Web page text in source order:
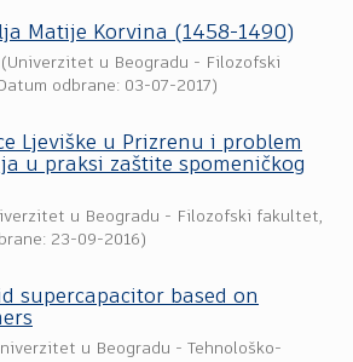
Matije Korvina (1458-1490)
(Univerzitet u Beogradu - Filozofski
odbrane: 03-07-2017)
Ljeviške u Prizrenu i problem
u praksi zaštite spomeničkog
u Beogradu - Filozofski fakultet,
23-09-2016)
supercapacitor based on
u Beogradu - Tehnološko-